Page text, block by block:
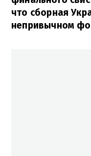
что сборная
непривычном